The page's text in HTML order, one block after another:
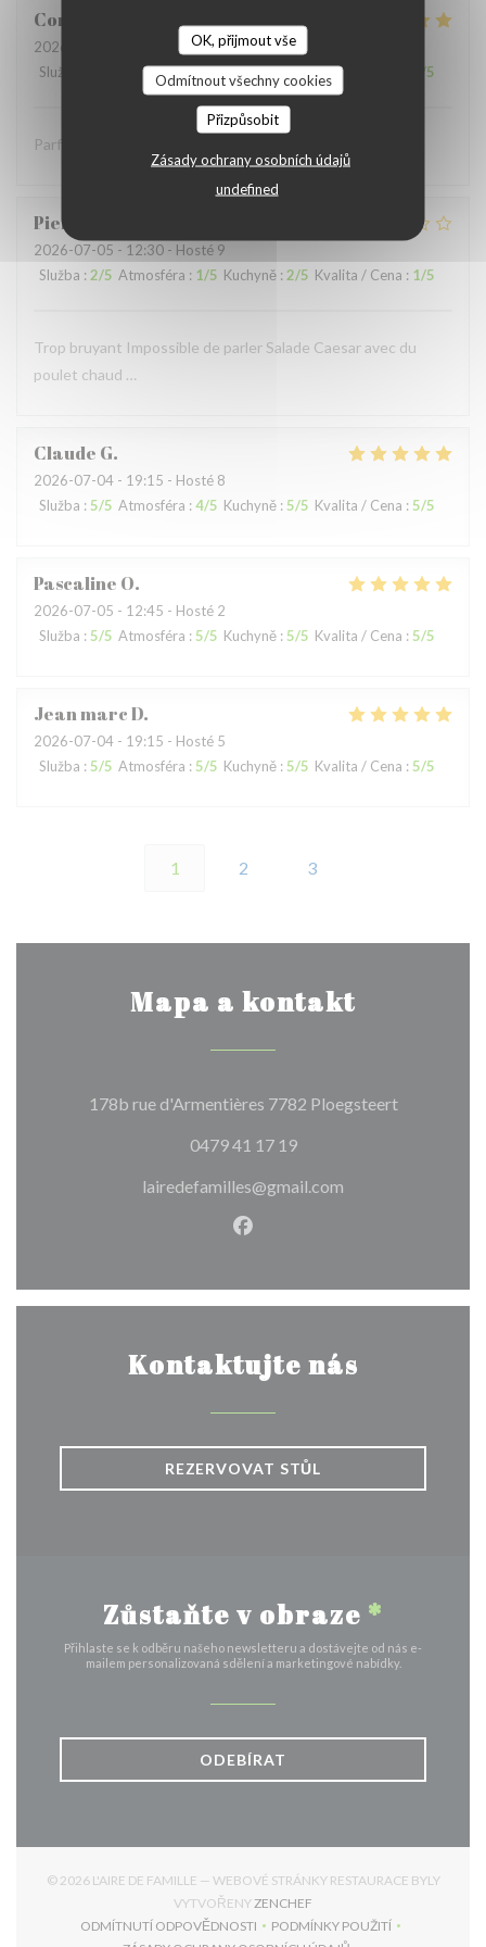
OK, přijmout vše
Odmítnout všechny cookies
Přizpůsobit
Zásady ochrany osobních údajů
undefined
Coralie
2026-07-05
- 12:15 - Hosté 4
Služba
Atmosféra:5/5 Kuchyně:5/5 Kvalita / Cena /5
Parfait comme toujours !
Pierre
2026-07-05 - 12:30 - Hosté 9
Služba : 2/5 Atmosféra : 1/5 Kuchyně : 2/5 Kvalita / Cena : 1/5
Trop bruyant Impossible de parler Salade Caesar avec du
poulet chaud …
Claude G
2026-07-04 - 19:15 - Hosté 8
Služba : 5/5 Atmosféra : 4/5 Kuchyně :5/5 Kvalita / Cena :5/5
Pascaline O
2026-07-05 - 12:45 - Hosté 2
Služba : 5/5 Atmosféra : 5/5 Kuchyně : 5/5 Kvalita / Cena : 5/5
Jean marcD
2026-07-04 - 19:15 - Hosté 5
Služba : 5/5 Atmosféra : 5/5 Kuchyně : 5/5 Kvalita / Cena : 5/5
1 2 3
Mapa a kontakt
178b rue d'Armentières 7782 Ploegsteert((otevře se
0479 41 17 19
lairedefamilles@gmail.com
Facebook ((otevře se v
Kontaktujte nás
REZERVOVAT STŮL
Zůstaňte v obraze *
Přihlaste se k odběru našeho newsletteru a dostávejte od nás e-
mailem personalizovaná sdělení a marketingové nabídky.
ODEBÍRAT
© 2026 L'AIRE DE FAMILLE — WEBOVÉ STRÁNKY RESTAURACE BYLY
VYTVOŘENYZENCHEF
ODMÍTNUTÍ ODPOVĚDNOSTI
((OTEVŘE SE V NOVÉM OKNĚ))
PODMÍNKY POUŽITÍ
((OTEVŘE SE V NOVÉM